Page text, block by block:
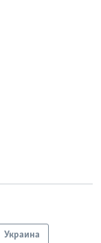
Украина